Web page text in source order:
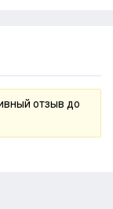
отзыв до